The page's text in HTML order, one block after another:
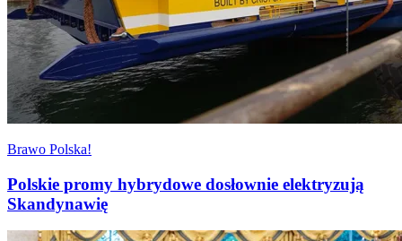
Brawo Polska!
Polskie promy hybrydowe dosłownie elektryzują
Skandynawię